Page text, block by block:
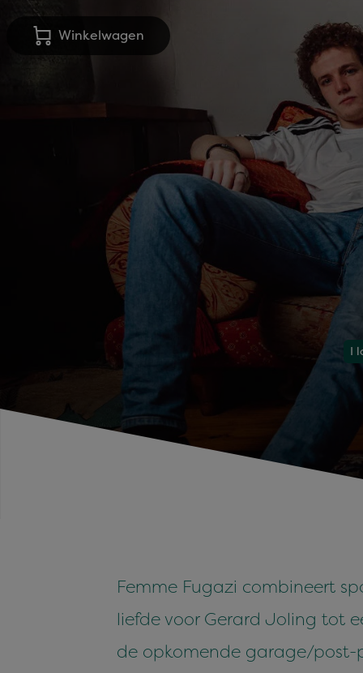
Winkelwagen
I
Femme Fugazi combineert
liefde voor Gerard Joling tot
de opkomende garage/post-